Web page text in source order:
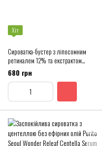
Хіт
Сироватка-бустер з ліпосомним
ретиналем 12% та екстрактом
чорного рису K-SECRET SEOUL 1988
ADVANCED SHOT : RETINAL LIPOSOME
12% + BLACK RICE, 15ml
680 грн